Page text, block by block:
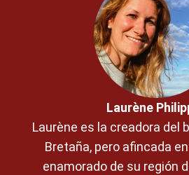
Laurène
Laurène es la creadora del
Bretaña, pero afincada
enamorado de su región